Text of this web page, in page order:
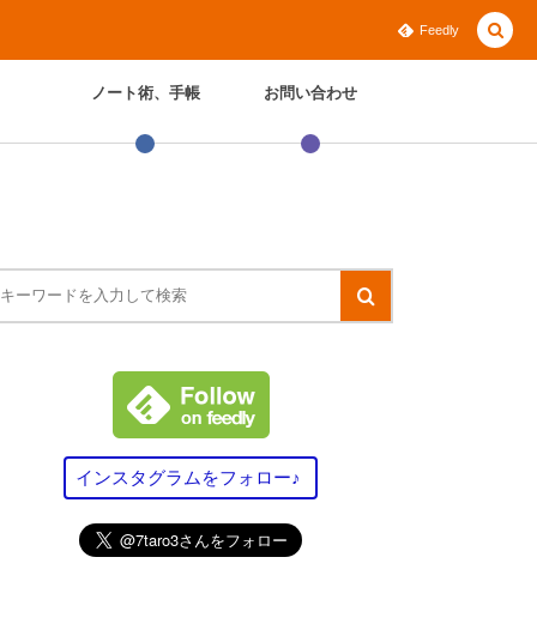
Feedly
ノート術、手帳 お問い合わせ
インスタグラムをフォロー♪